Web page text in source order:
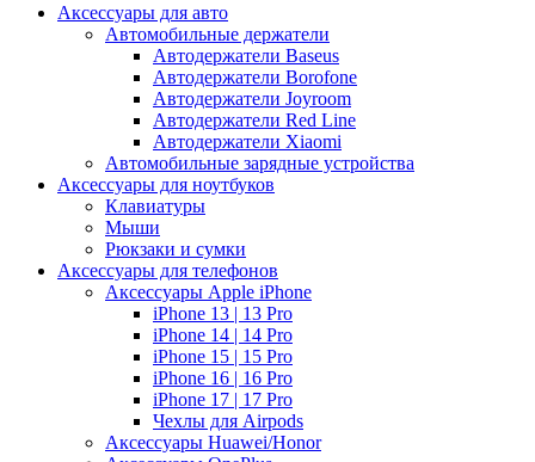
Аксессуары для авто
Автомобильные держатели
Автодержатели Baseus
Автодержатели Borofone
Автодержатели Joyroom
Автодержатели Red Line
Автодержатели Xiaomi
Автомобильные зарядные устройства
Аксессуары для ноутбуков
Клавиатуры
Мыши
Рюкзаки и сумки
Аксессуары для телефонов
Аксессуары Apple iPhone
iPhone 13 | 13 Pro
iPhone 14 | 14 Pro
iPhone 15 | 15 Pro
iPhone 16 | 16 Pro
iPhone 17 | 17 Pro
Чехлы для Airpods
Аксессуары Huawei/Honor